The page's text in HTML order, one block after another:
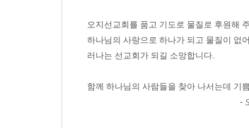
오지선교회를 품고 기도로 물질로 후원해
하나님의 사랑으로 하나가 되고 물질이 없
러나는 선교회가 되길 소망합니다.
함께 하나님의 사람들을 찾아 나서는데 기
- 오지 선교회 일동올림 (